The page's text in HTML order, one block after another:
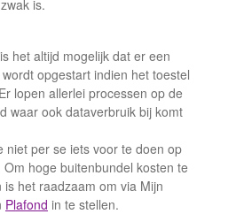
is.
het altijd mogelijk dat er een
opgestart indien het toestel
lopen allerlei processen op de
waar ook dataverbruik bij komt
niet per se iets voor te doen op
Om hoge buitenbundel kosten te
is het raadzaam om via Mijn
Plafond in te stellen.